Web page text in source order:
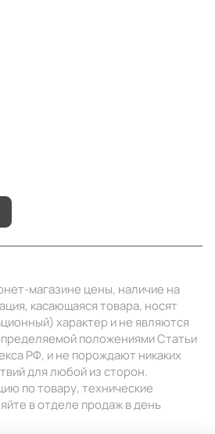
магазине цены, наличие на
касающаяся товара, носят
характер и не являются
положениями Статьи
РФ, и не порождают никаких
для любой из сторон.
по товару, технические
в отделе продаж в день